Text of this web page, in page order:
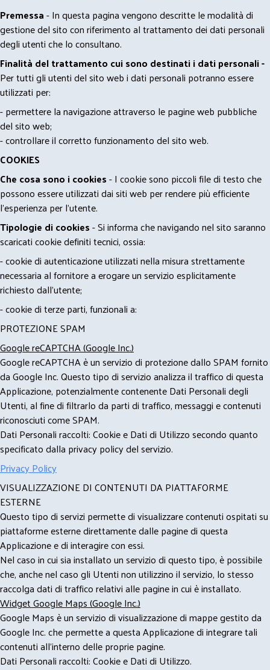
Premessa- In questa pagina vengono descritte le modalità di
gestione del sito con riferimento al trattamento dei dati personali
degli utenti che lo consultano.
Finalità del trattamento cui sono destinati i dati personali -
Per tutti gli utenti del sito web i dati personali potranno essere
utilizzati per:
- permettere la navigazione attraverso le pagine web pubbliche
del sito web;
- controllare il corretto funzionamento del sito web.
COOKIES
Che cosa sono i cookies- I cookie sono piccoli file di testo che
possono essere utilizzati dai siti web per rendere più efficiente
l'esperienza per l'utente.
Tipologie di cookies- Si informa che navigando nel sito saranno
scaricati cookie definiti tecnici, ossia:
- cookie di autenticazione utilizzati nella misura strettamente
necessaria al fornitore a erogare un servizio esplicitamente
richiesto dall'utente;
- cookie di terze parti, funzionali a:
PROTEZIONE SPAM
Google reCAPTCHA (Google Inc.)
Google reCAPTCHA è un servizio di protezione dallo SPAM fornito
da Google Inc. Questo tipo di servizio analizza il traffico di questa
Applicazione, potenzialmente contenente Dati Personali degli
Utenti, al fine di filtrarlo da parti di traffico, messaggi e contenuti
riconosciuti come SPAM.
Dati Personali raccolti: Cookie e Dati di Utilizzo secondo quanto
specificato dalla privacy policy del servizio.
Privacy Policy
VISUALIZZAZIONE DI CONTENUTI DA PIATTAFORME
ESTERNE
Questo tipo di servizi permette di visualizzare contenuti ospitati su
piattaforme esterne direttamente dalle pagine di questa
Applicazione e di interagire con essi.
Nel caso in cui sia installato un servizio di questo tipo, è possibile
che, anche nel caso gli Utenti non utilizzino il servizio, lo stesso
raccolga dati di traffico relativi alle pagine in cui è installato.
Widget Google Maps (Google Inc.)
Google Maps è un servizio di visualizzazione di mappe gestito da
Google Inc. che permette a questa Applicazione di integrare tali
contenuti all'interno delle proprie pagine.
Dati Personali raccolti: Cookie e Dati di Utilizzo.